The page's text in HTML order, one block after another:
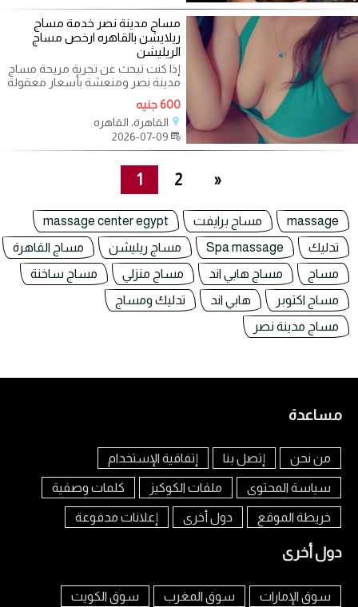
مساج مدينة نصر خدمة مساج
ريلايشن بالقاهره ارخص مساج
الريليشن
إذا كنت تبحث عن تجربة مريحة مساج
مدينة نصر ومنعشة بأسعار معقولة
في القاهرة مساج مدينة نصر، فإن
600 جنيه
القاهرة، القاهره
1 2 »
massage مساج برايفت
massage center egypt
تدليك
Spa massage مساج ريليشن
مساج القاهرة
مساج
مساج هابي اند مساج منزلي
مساج ساخنة
مساج اكتوبر
هابي اند
تدليك ومساج
مساج مدينة نصر
مساعدة
من نحن إتصل بنا إتفاقية الإستخدام
سياسة المحتوى ملفات الكوكيز كلمات وصفية
خريطة الموقع دول أخرى إعلانات مدفوعة
دول أخرى
سوق الإمارات سوق المغرب سوق الكويت